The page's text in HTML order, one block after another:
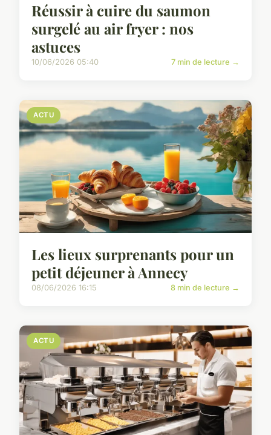
Réussir à cuire du saumon
surgelé au air fryer : nos
astuces
10/06/2026 05:40 7 min de lecture →
ACTU
Les lieux surprenants pour un
petit déjeuner à Annecy
08/06/2026 16:15 8 min de lecture →
ACTU